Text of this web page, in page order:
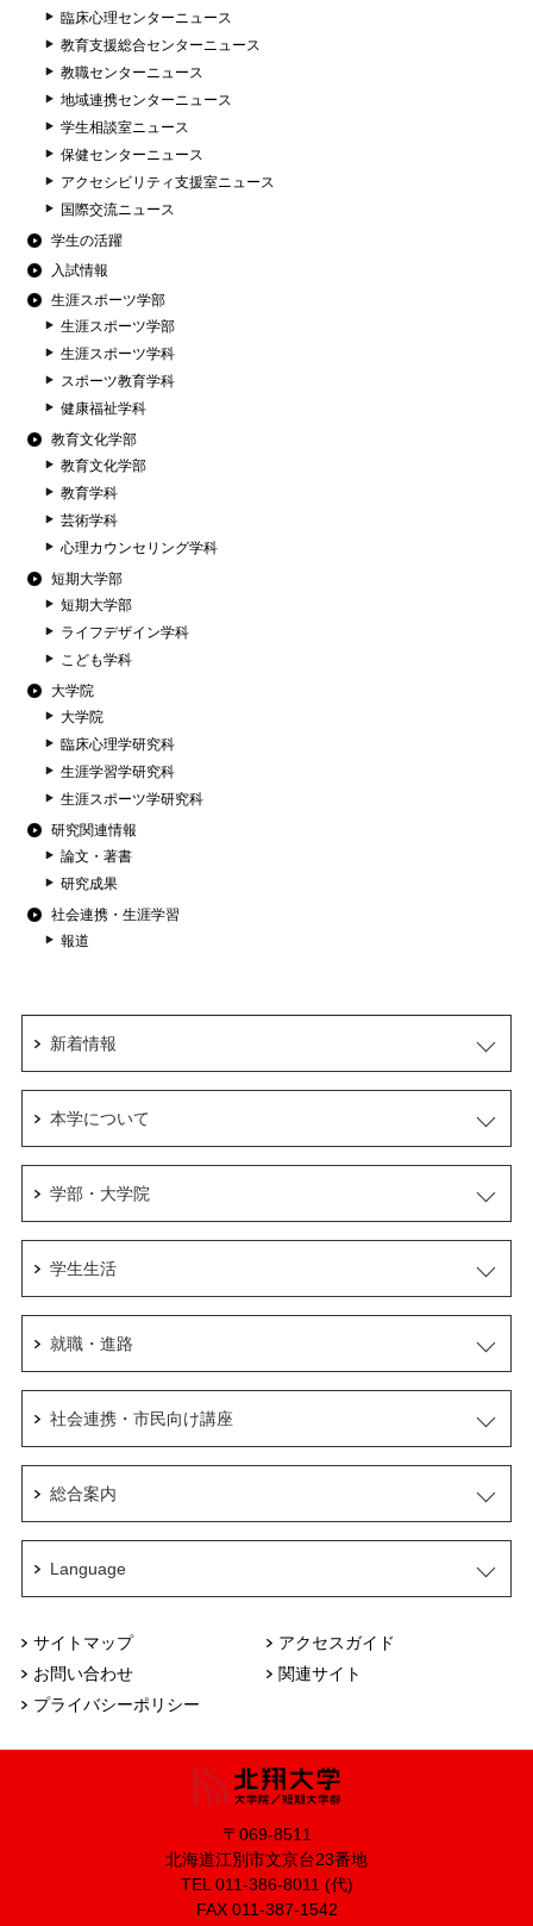
臨床心理センターニュース
教育支援総合センターニュース
教職センターニュース
地域連携センターニュース
学生相談室ニュース
保健センターニュース
アクセシビリティ支援室ニュース
国際交流ニュース
学生の活躍
入試情報
生涯スポーツ学部
生涯スポーツ学部
生涯スポーツ学科
スポーツ教育学科
健康福祉学科
教育文化学部
教育文化学部
教育学科
芸術学科
心理カウンセリング学科
短期大学部
短期大学部
ライフデザイン学科
こども学科
大学院
大学院
臨床心理学研究科
生涯学習学研究科
生涯スポーツ学研究科
研究関連情報
論文・著書
研究成果
社会連携・生涯学習
報道
サイトマップ
アクセスガイド
お問い合わせ
関連サイト
プライバシーポリシー
新着情報
本学について
学部・大学院
学生生活
就職・進路
社会連携・市民向け講座
総合案内
Language
〒069-8511
北海道江別市文京台23番地
TEL 011-386-8011 (代)
FAX 011-387-1542